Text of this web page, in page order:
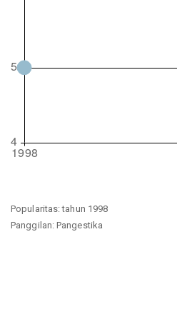
Popularitas: tahun 1998
Panggilan: Pangestika